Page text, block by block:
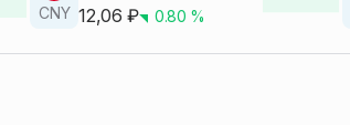
CNY 12,06 ₽ 0.80 %